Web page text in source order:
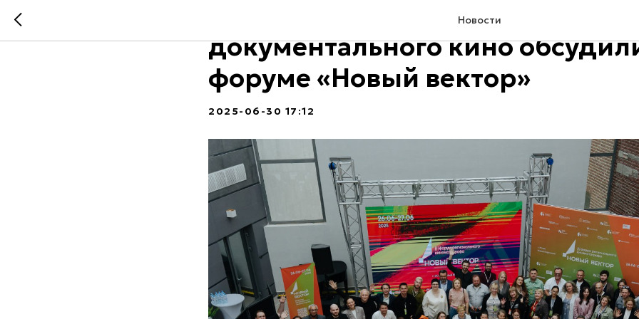
Новости
Инструменты продвижения
документального кино
форуме «Новый вектор»
2025-06-30 17:12